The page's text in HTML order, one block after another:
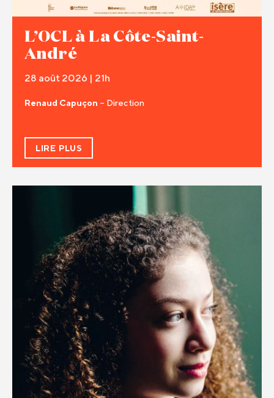
L’OCL à La Côte-Saint-
André
28 août 2026 | 21h
Renaud Capuçon – Direction
LIRE PLUS